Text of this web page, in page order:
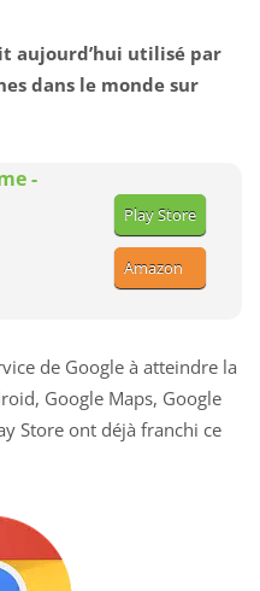
aujourd’hui utilisé par
dans le monde sur
Play Store
Amazon
de Google à atteindre la
Google Maps, Google
Store ont déjà franchi ce